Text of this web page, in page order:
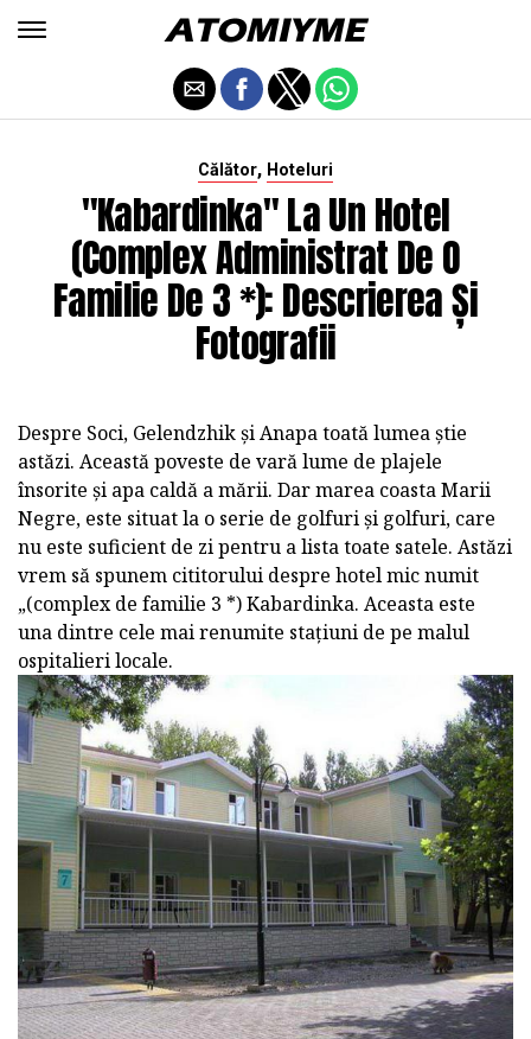
Călător, Hoteluri
"Kabardinka" La Un Hotel
(complex Administrat De O
Familie De 3 *): Descrierea Și
Fotografii
Despre Soci, Gelendzhik și Anapa toată lumea știe
astăzi. Această poveste de vară lume de plajele
însorite și apa caldă a mării. Dar marea coasta Marii
Negre, este situat la o serie de golfuri și golfuri, care
nu este suficient de zi pentru a lista toate satele. Astăzi
vrem să spunem cititorului despre hotel mic numit
„(complex de familie 3 *) Kabardinka. Aceasta este
una dintre cele mai renumite stațiuni de pe malul
ospitalieri locale.